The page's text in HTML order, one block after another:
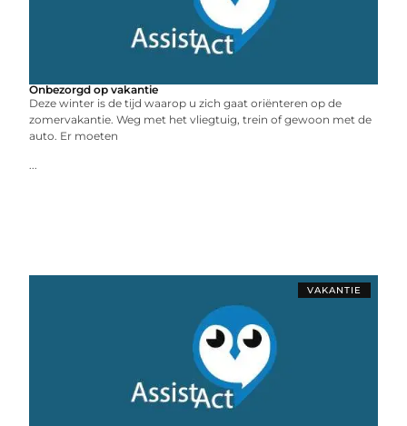
Onbezorgd op vakantie
Deze winter is de tijd waarop u zich gaat oriënteren op de
zomervakantie. Weg met het vliegtuig, trein of gewoon met de
auto. Er moeten
...
VAKANTIE